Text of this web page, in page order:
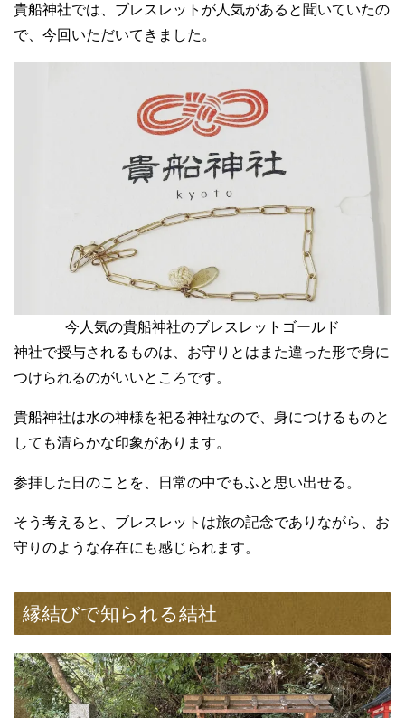
貴船神社では、ブレスレットが人気があると聞いていたの
で、今回いただいてきました。
今人気の貴船神社のブレスレットゴールド
神社で授与されるものは、お守りとはまた違った形で身に
つけられるのがいいところです。
貴船神社は水の神様を祀る神社なので、身につけるものと
しても清らかな印象があります。
参拝した日のことを、日常の中でもふと思い出せる。
そう考えると、ブレスレットは旅の記念でありながら、お
守りのような存在にも感じられます。
縁結びで知られる結社